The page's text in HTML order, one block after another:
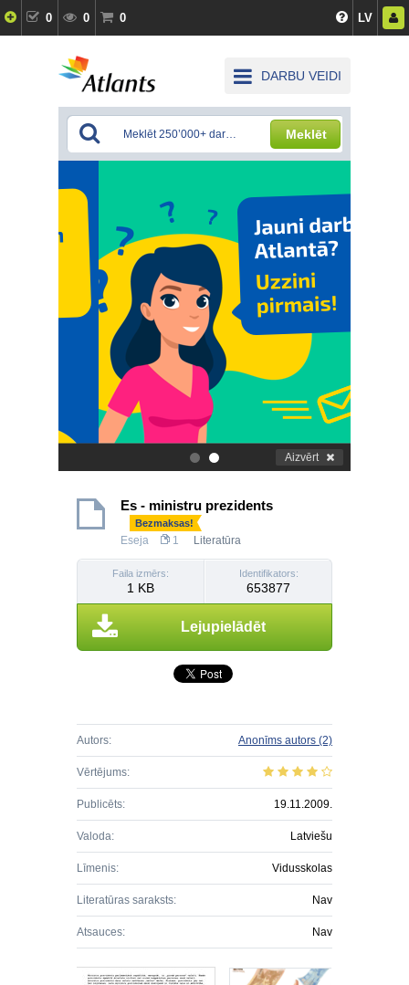
0 0 0 LV
DARBU VEIDI
Meklēt
. Aizvērt
Es - ministru prezidents
Bezmaksas!
Eseja 1 Literatūra
Faila izmērs:
1 KB
Identifikators:
653877
Lejupielādēt
Autors: Anonīms autors (2)
Vērtējums:
Publicēts: 19.11.2009.
Valoda: Latviešu
Līmenis: Vidusskolas
Literatūras saraksts: Nav
Atsauces: Nav